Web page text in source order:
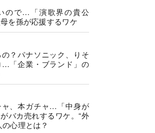
ので…「演歌界の貴公
を孫が応援するワケ
？パナソニック、りそ
…「企業・ブランド」の
、本ガチャ…「中身が
バカ売れするワケ。“外
心理とは？